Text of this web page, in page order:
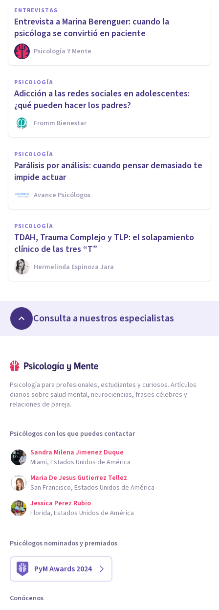
ENTREVISTAS
Entrevista a Marina Berenguer: cuando la
psicóloga se convirtió en paciente
Psicología Y Mente
PSICOLOGÍA
Adicción a las redes sociales en adolescentes:
¿qué pueden hacer los padres?
Fromm Bienestar
PSICOLOGÍA
Parálisis por análisis: cuando pensar demasiado te
impide actuar
Avance Psicólogos
PSICOLOGÍA
TDAH, Trauma Complejo y TLP: el solapamiento
clínico de las tres “T”
Hermelinda Espinoza Jara
Consulta a nuestros especialistas
Psicología para profesionales, estudiantes y curiosos. Artículos
diarios sobre salud mental, neurociencias, frases célebres y
relaciones de pareja.
Psicólogos con los que puedes contactar
Sandra Milena Jimenez Duque
Miami, Estados Unidos de América
Maria De Jesus Gutierrez Tellez
San Francisco, Estados Unidos de América
Jessica Perez Rubio
Florida, Estados Unidos de América
Psicólogos nominados y premiados
PyM Awards 2024
Conócenos